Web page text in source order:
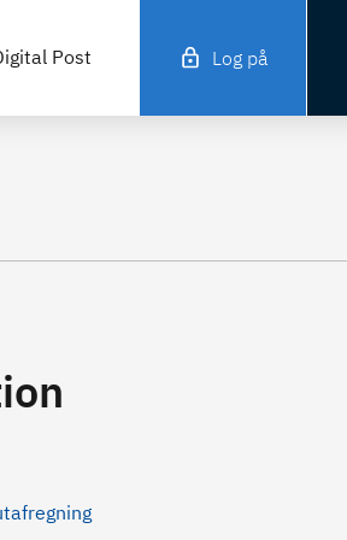
Post Log på